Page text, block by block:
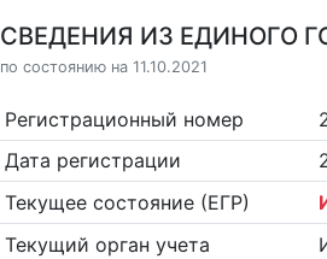
СВЕДЕНИЯ ИЗ ЕДИНОГО
по состоянию на 11.10.2021
Регистрационный номер
Дата регистрации
Текущее состояние (ЕГР)
Текущий орган учета